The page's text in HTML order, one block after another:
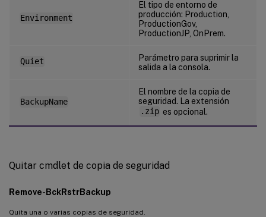
Environment
El tipo de entorno de
producción: Production,
ProductionGov,
ProductionJP, OnPrem.
Quiet
Parámetro para suprimir la
salida a la consola.
BackupName
El nombre de la copia de
seguridad. La extensión
.zip es opcional.
Quitar cmdlet de copia de seguridad
Remove-BckRstrBackup
Quita una o varias copias de seguridad.